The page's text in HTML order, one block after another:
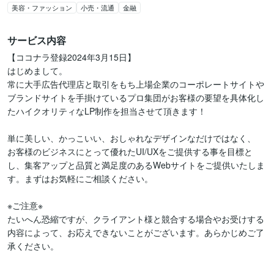
美容・ファッション 小売・流通 金融
サービス内容
【ココナラ登録2024年3月15日】
はじめまして。
常に大手広告代理店と取引をもち上場企業のコーポレートサイトや
ブランドサイトを手掛けているプロ集団がお客様の要望を具体化し
たハイクオリティなLP制作を担当させて頂きます！
単に美しい、かっこいい、おしゃれなデザインなだけではなく、
お客様のビジネスにとって優れたUI/UXをご提供する事を目標と
し、集客アップと品質と満足度のあるWebサイトをご提供いたしま
す。まずはお気軽にご相談ください。
※ご注意※
たいへん恐縮ですが、クライアント様と競合する場合やお受けする
内容によって、お応えできないことがございます。あらかじめご了
承ください。